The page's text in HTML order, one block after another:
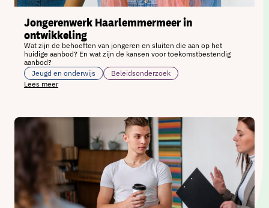
Jongerenwerk Haarlemmermeer in
ontwikkeling
Wat zijn de behoeften van jongeren en sluiten die aan op het
huidige aanbod? En wat zijn de kansen voor toekomstbestendig
aanbod?
Jeugd en onderwijs
Beleidsonderzoek
Lees meer